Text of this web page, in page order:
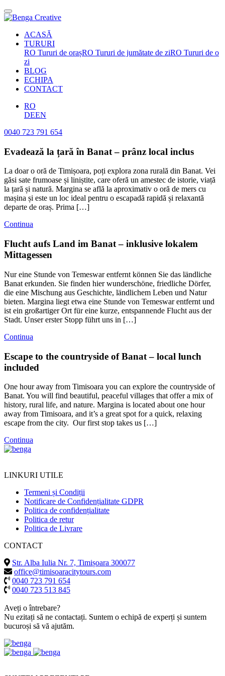
ACASĂ
TURURI
RO Tururi de orașRO Tururi de jumătate de ziRO Tururi de o
zi
BLOG
ECHIPA
CONTACT
RO
DEEN
0040 723 791 654
Evadează la țară în Banat – prânz local inclus
La doar o oră de Timișoara, poți explora zona rurală din Banat. Vei
găsi sate frumoase și liniștite, care oferă un amestec de istorie, viață
la țară și natură. Margina se află la aproximativ o oră de mers cu
mașina și este un loc ideal pentru o escapadă rapidă și relaxantă
departe de oraș. Prima […]
Continua
Flucht aufs Land im Banat – inklusive lokalem
Mittagessen
Nur eine Stunde von Temeswar entfernt können Sie das ländliche
Banat erkunden. Sie finden hier wunderschöne, friedliche Dörfer,
die eine Mischung aus Geschichte, ländlichem Leben und Natur
bieten. Margina liegt etwa eine Stunde von Temeswar entfernt und
ist ein großartiger Ort für eine kurze, entspannende Flucht aus der
Stadt. Unser erster Stopp führt uns in […]
Continua
Escape to the countryside of Banat – local lunch
included
One hour away from Timisoara you can explore the countryside of
Banat. You will find beautiful, peaceful villages that offer a mix of
history, rural life, and nature. Margina is located about one hour
away from Timisoara, and it’s a great spot for a quick, relaxing
escape from the city. Our first stop takes us […]
Continua
LINKURI UTILE
Termeni și Condiții
Notificare de Confidențialitate GDPR
Politica de confidențialitate
Politica de retur
Politica de Livrare
CONTACT
Str. Alba Iulia Nr. 7, Timișoara 300077
office@timisoaracitytours.com
0040 723 791 654
0040 723 513 845
Aveți o întrebare?
Nu ezitați să ne contactați. Suntem o echipă de experți și suntem
bucuroși să vă ajutăm.